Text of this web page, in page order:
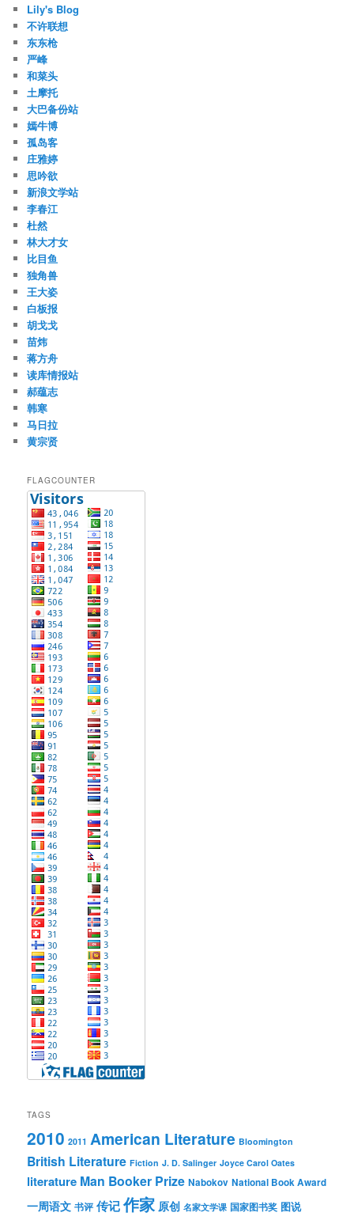
Lily's Blog
不许联想
东东枪
严峰
和菜头
土摩托
大巴备份站
嫣牛博
孤岛客
庄雅婷
思吟欲
新浪文学站
李春江
杜然
林大才女
比目鱼
独角兽
王大姿
白板报
胡戈戈
苗炜
蒋方舟
读库情报站
郝蕴志
韩寒
马日拉
黄宗贤
FLAGCOUNTER
TAGS
2010 2011 American Literature Bloomington
British Literature Fiction J. D. Salinger Joyce Carol Oates
literature Man Booker Prize Nabokov National Book Award
一周语文 书评 传记作家 原创 名家文学课 国家图书奖 图说